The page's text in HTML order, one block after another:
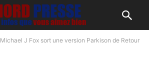
Michael J Fox sort une version Parkison de Retour